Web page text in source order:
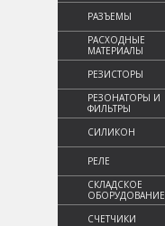
РАЗЪЕМЫ
РАСХОДНЫЕ
МАТЕРИАЛЫ
РЕЗИСТОРЫ
РЕЗОНАТОРЫ И
ФИЛЬТРЫ
СИЛИКОН
РЕЛЕ
СКЛАДСКОЕ
ОБОРУДОВАНИЕ
СЧЕТЧИКИ